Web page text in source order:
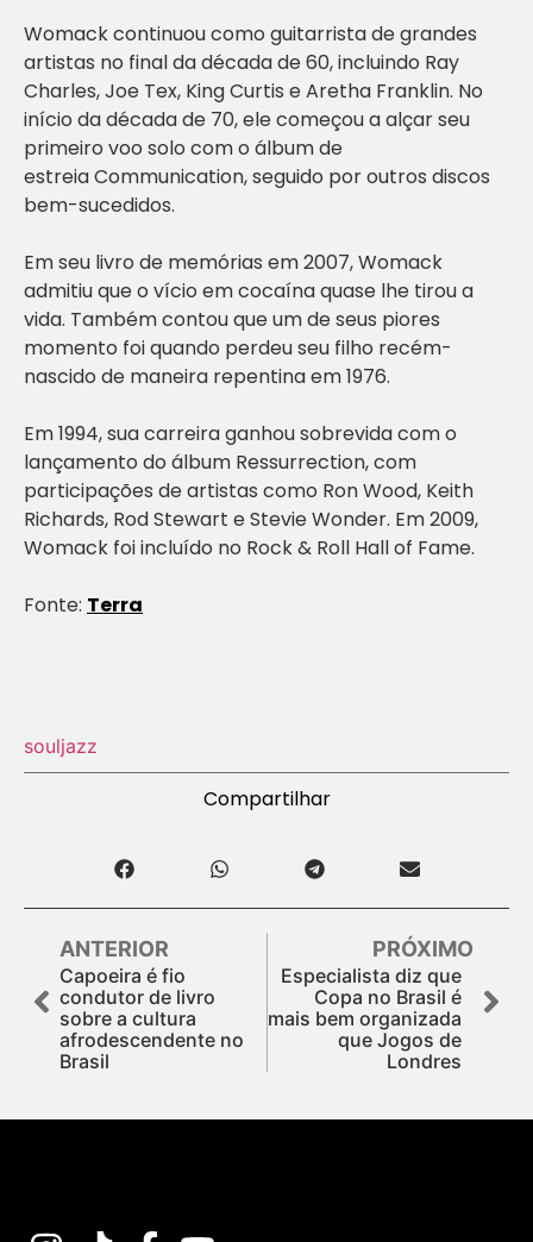
Womack continuou como guitarrista de grandes
artistas no final da década de 60, incluindo Ray
Charles, Joe Tex, King Curtis e Aretha Franklin. No
início da década de 70, ele começou a alçar seu
primeiro voo solo com o álbum de
estreiaCommunication, seguido por outros discos
bem-sucedidos.
Em seu livro de memórias em 2007, Womack
admitiu que o vício em cocaína quase lhe tirou a
vida. Também contou que um de seus piores
momento foi quando perdeu seu filho recém-
nascido de maneira repentina em 1976.
Em 1994, sua carreira ganhou sobrevida com o
lançamento do álbum Ressurrection, com
participações de artistas como Ron Wood, Keith
Richards, Rod Stewart e Stevie Wonder. Em 2009,
Womack foi incluído no Rock & Roll Hall of Fame.
Fonte: Terra
souljazz
Compartilhar
ANTERIOR
Capoeira é fio
condutor de livro
sobre a cultura
afrodescendente no
Brasil
PRÓXIMO
Especialista diz que
Copa no Brasil é
mais bem organizada
que Jogos de
Londres